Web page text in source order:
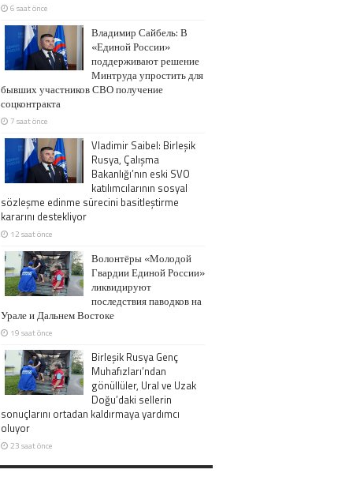
6 saat önce
Владимир Сайбель: В
«Единой России»
поддерживают решение
Минтруда упростить для
бывших участников СВО получение
соцконтракта
7 saat önce
Vladimir Saibel: Birleşik
Rusya, Çalışma
Bakanlığı’nın eski SVO
katılımcılarının sosyal
sözleşme edinme sürecini basitleştirme
kararını destekliyor
12 saat önce
Волонтёры «Молодой
Гвардии Единой России»
ликвидируют
последствия паводков на
Урале и Дальнем Востоке
19 saat önce
Birleşik Rusya Genç
Muhafızları’ndan
gönüllüler, Ural ve Uzak
Doğu’daki sellerin
sonuçlarını ortadan kaldırmaya yardımcı
oluyor
23 saat önce